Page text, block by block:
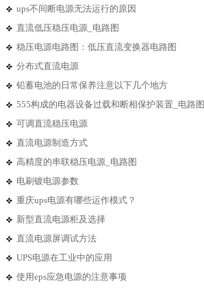
ups不间断电源无法运行的原因
直流低压稳压电源_电路图
稳压电源电路图：低压直流变换器电路图
分布式直流电源
铅蓄电池的日常保养注意以下几个地方
555构成的电器设备过载和断相保护装置_电路图
可调直流稳压电源
直流电源制造方式
高精度的串联稳压电源_电路图
电刷镀电源参数
重庆ups电源有哪些运作模式？
新型直流电源柜及选择
直流电源屏调试方法
UPS电源在工业中的应用
使用eps应急电源的注意事项